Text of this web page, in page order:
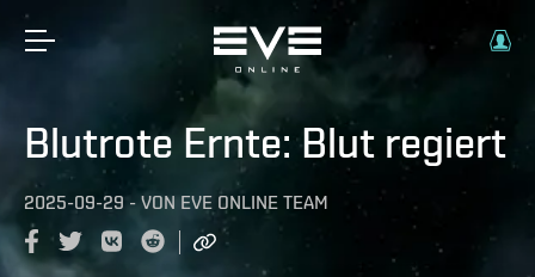
Blutrote Ernte: Blut regiert
2025-09-29 - VON EVE ONLINE TEAM